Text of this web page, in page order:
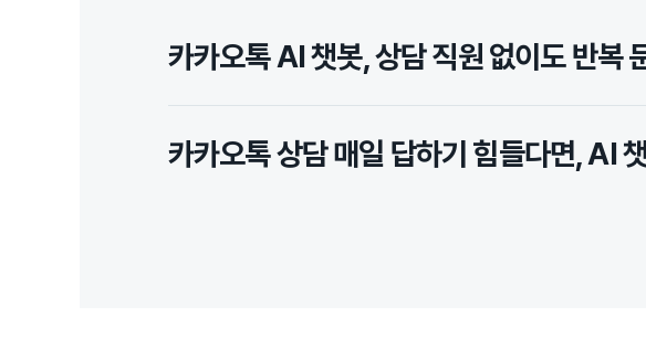
카카오톡 AI 챗봇, 상담 직원 없이도 반복
카카오톡 상담 매일 답하기 힘들다면, AI